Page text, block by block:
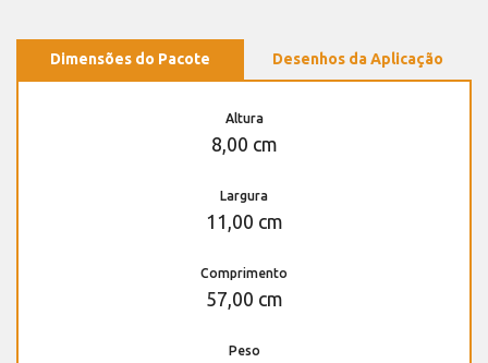
Dimensões do Pacote Desenhos da Aplicação
Altura
8,00 cm
Largura
11,00 cm
Comprimento
57,00 cm
Peso